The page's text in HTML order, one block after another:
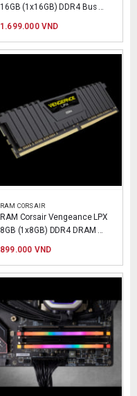
16GB (1x16GB) DDR4 Bus
1.699.000VND
RAM CORSAIR
RAM Corsair Vengeance LPX
8GB (1x8GB) DDR4 DRAM
899.000 VND